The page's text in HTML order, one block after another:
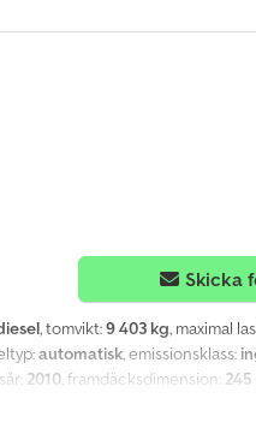
Skicka
, tomvikt:9 403 kg, maximal
automatisk, emissionsklass:
2010, framdäcksdimension: 245
med frysutrymme, lädersittgrupp